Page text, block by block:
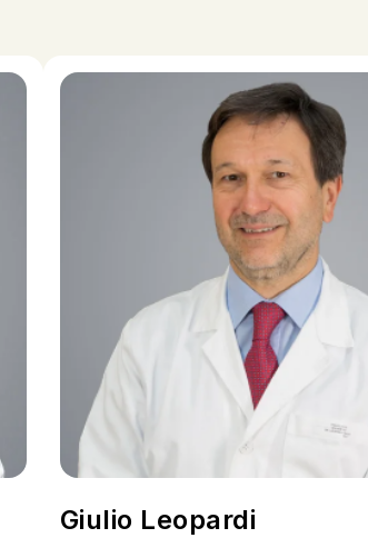
Giulio Leopardi